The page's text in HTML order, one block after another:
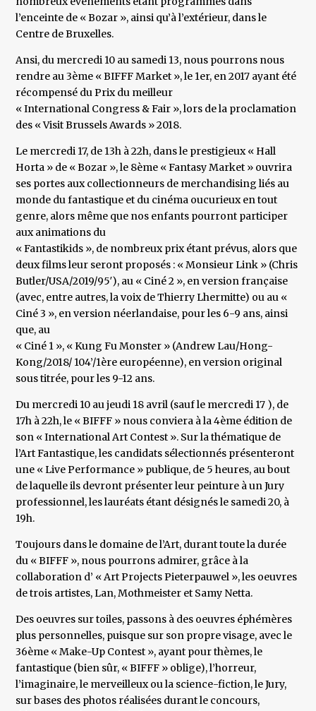
l’enceinte de « Bozar », ainsi qu’à l’extérieur, dans le
Centre de Bruxelles.
Ansi, du mercredi 10 au samedi 13, nous pourrons nous
rendre au 3ème « BIFFF Market », le 1er, en 2017 ayant été
récompensé du Prix du meilleur
« International Congress & Fair », lors de la proclamation
des « Visit Brussels Awards » 2018.
Le mercredi 17, de 13h à 22h, dans le prestigieux « Hall
Horta » de « Bozar », le 8ème « Fantasy Market » ouvrira
ses portes aux collectionneurs de merchandising liés au
monde du fantastique et du cinéma oucurieux en tout
genre, alors même que nos enfants pourront participer
aux animations du
« Fantastikids », de nombreux prix étant prévus, alors que
deux films leur seront proposés : « Monsieur Link » (Chris
Butler/USA/2019/95′), au « Ciné 2 », en version française
(avec, entre autres, la voix de Thierry Lhermitte) ou au «
Ciné 3 », en version néerlandaise, pour les 6-9 ans, ainsi
que, au
« Ciné 1 », « Kung Fu Monster » (Andrew Lau/Hong-
Kong/2018/ 104’/1ère européenne), en version original
sous titrée, pour les 9-12 ans.
Du mercredi 10 au jeudi 18 avril (sauf le mercredi 17 ), de
17h à 22h, le « BIFFF » nous conviera à la 4ème édition de
son « International Art Contest ». Sur la thématique de
l’Art Fantastique, les candidats sélectionnés présenteront
une « Live Performance » publique, de 5 heures, au bout
de laquelle ils devront présenter leur peinture à un Jury
professionnel, les lauréats étant désignés le samedi 20, à
19h.
Toujours dans le domaine de l’Art, durant toute la durée
du « BIFFF », nous pourrons admirer, grâce à la
collaboration d’ « Art Projects Pieterpauwel », les oeuvres
de trois artistes, Lan, Mothmeister et Samy Netta.
Des oeuvres sur toiles, passons à des oeuvres éphémères
plus personnelles, puisque sur son propre visage, avec le
36ème « Make-Up Contest », ayant pour thèmes, le
fantastique (bien sûr, « BIFFF » oblige), l’horreur,
l’imaginaire, le merveilleux ou la science-fiction, le Jury,
sur bases des photos réalisées durant le concours,